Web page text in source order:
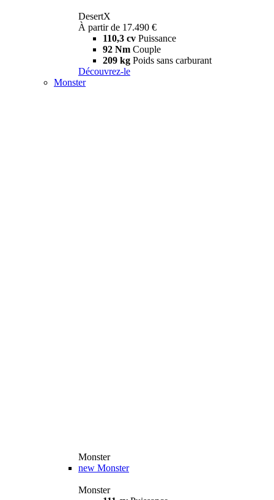
DesertX
À partir de 17.490 €
110,3 cv Puissance
92 Nm Couple
209 kg Poids sans carburant
Découvrez-le
Monster
Monster
new Monster
Monster